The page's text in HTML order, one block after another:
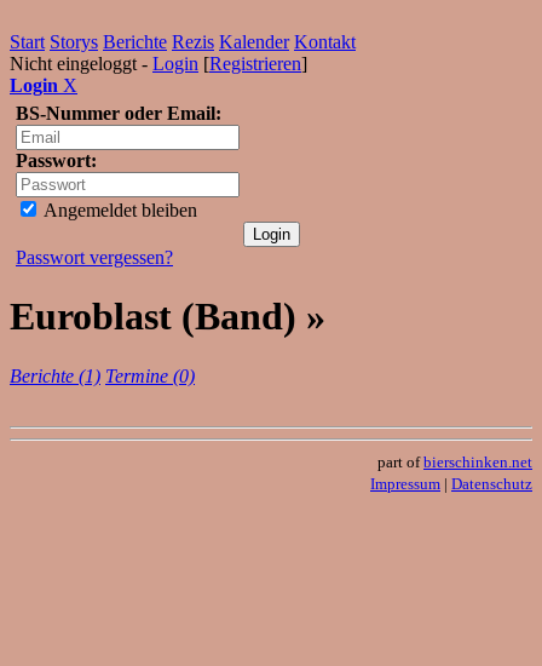
Start Storys Berichte Rezis Kalender Kontakt
Nicht eingeloggt - Login [Registrieren]
Login X
BS-Nummer oder Email:
Passwort:
Angemeldet bleiben
Passwort vergessen?
Euroblast (Band) »
Berichte (1) Termine (0)
part ofbierschinken.net
Impressum | Datenschutz